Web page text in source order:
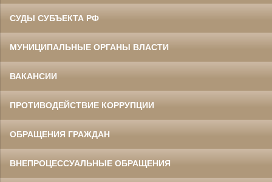
СУДЫ СУБЪЕКТА РФ
МУНИЦИПАЛЬНЫЕ ОРГАНЫ ВЛАСТИ
ВАКАНСИИ
ПРОТИВОДЕЙСТВИЕ КОРРУПЦИИ
ОБРАЩЕНИЯ ГРАЖДАН
ВНЕПРОЦЕССУАЛЬНЫЕ ОБРАЩЕНИЯ